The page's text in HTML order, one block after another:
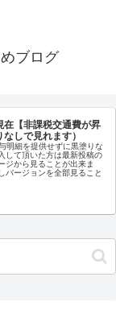
ブログ
在【非課税交通費が昇
しで見れます）
明細を提供せずに黒塗りな
して頂いた方は最新投稿の
ジから見ることが出来ま
バージョンを全部見ること